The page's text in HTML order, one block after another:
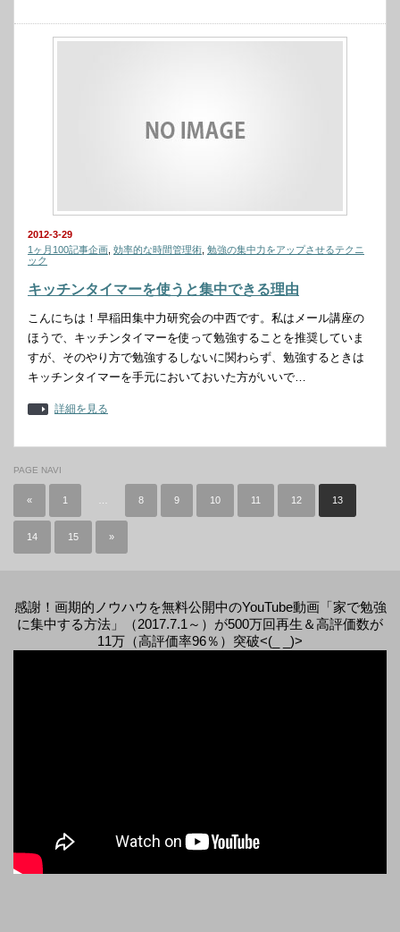
2012-3-29
1ヶ月100記事企画 効率的な時間管理術 勉強の集中力をアップさせるテクニ
ック
キッチンタイマーを使うと集中できる理由
こんにちは！早稲田集中力研究会の中西です。私はメール講座の
ほうで、キッチンタイマーを使って勉強することを推奨していま
すが、そのやり方で勉強するしないに関わらず、勉強するときは
キッチンタイマーを手元においておいた方がいいで…
詳細を見る
PAGE NAVI
« 1 8 9 10 11 12 13
14 15 »
感謝！画期的ノウハウを無料公開中のYouTube動画「家で勉強
に集中する方法」（2017.7.1～）が500万回再生＆高評価数が
11万（高評価率96％）突破<(_ _)>